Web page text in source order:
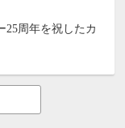
25周年を祝したカ